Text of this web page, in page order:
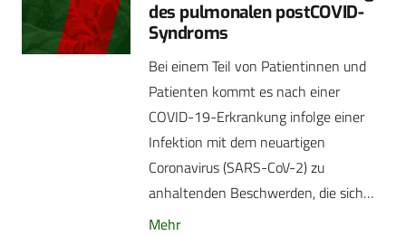
des pulmonalen postCOVID-
Syndroms
Bei einem Teil von Patientinnen und
Patienten kommt es nach einer
COVID-19-Erkrankung infolge einer
Infektion mit dem neuartigen
Coronavirus (SARS-CoV-2) zu
anhaltenden Beschwerden, die sich…
Mehr